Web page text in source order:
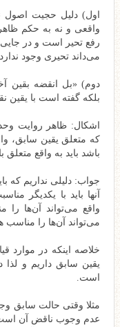
اول) دلیل حجیت
واقعی و نه به حکم
رفع تحیر است و در
می‌داند تحیری وجود
دوم) «بل انقضه بقین
بلکه گفته است با یقین
اشکال: ظاهر روایت
که متعلق یقین سابق،
باشد باید به واقع متعلق
جواب: دلیلی نداریم که
آنها باید با یکدیگر
واقع می‌تواند آن‌ها
می‌تواند آن‌ها را مناسب
خلاصه اینکه در موارد
یقین سابق داریم و لذا
است.
مثلا وقتی حالت سابق
عدم وجوب ناقض آن است